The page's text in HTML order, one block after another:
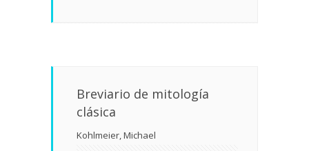
Breviario de mitología
clásica
Kohlmeier, Michael